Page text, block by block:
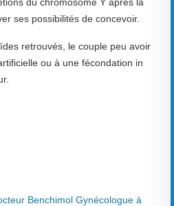
ses possibilités de concevoir.
retrouvés, le couple peu avoir
ou à une fécondation in
Benchimol Gynécologue à